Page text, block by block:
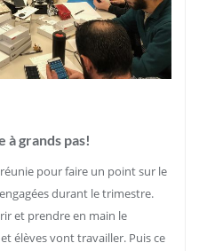
à grands pas!
réunie pour faire un point sur le
durant le trimestre.
et prendre en main le
élèves vont travailler. Puis ce